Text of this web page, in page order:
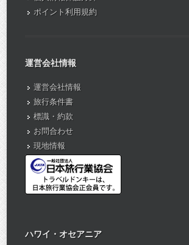
ポイント利用規約
運営会社情報
運営会社情報
旅行条件書
標識・約款
お問合わせ
現地情報
ハワイ・オセアニア